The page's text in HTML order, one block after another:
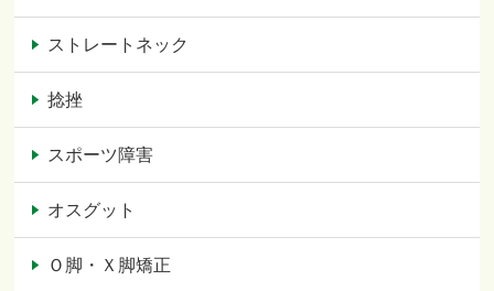
ストレートネック
捻挫
スポーツ障害
オスグット
Ｏ脚・Ｘ脚矯正